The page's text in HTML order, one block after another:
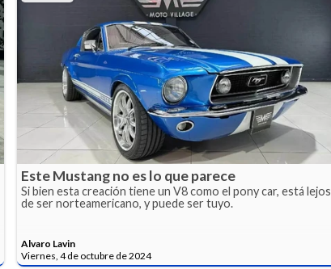
Este Mustang no es lo que parece
Si bien esta creación tiene un V8 como el pony car, está lejos
de ser norteamericano, y puede ser tuyo.
Alvaro Lavin
Viernes, 4 de octubre de 2024